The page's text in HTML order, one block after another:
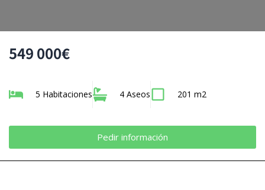
549 000€
5 Habitaciones 4 Aseos 201 m2
Pedir información